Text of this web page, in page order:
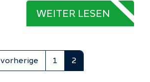
WEITER LESEN
vorherige 1 2